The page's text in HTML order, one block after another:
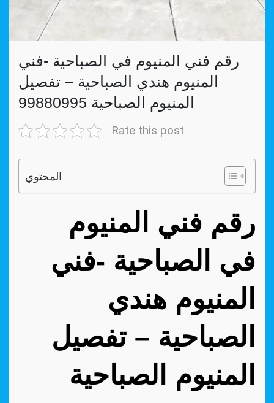
رقم فني المنيوم في الصباحية -فني
المنيوم هندي الصباحية – تفصيل
المنيوم الصباحية 99880995
Rate this post
المحتوي
في الصباحية -فني
المنيوم هندي
الصباحية – تفصيل
المنيوم الصباحية